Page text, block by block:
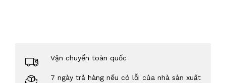
Vận chuyển toàn quốc
7 ngày trả hàng nếu có lỗi của nhà sản xuất